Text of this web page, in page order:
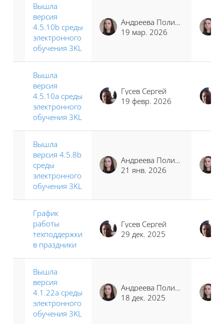
Вышла
версия
4.5.10b среды
электронного
обучения 3KL
Андреева Полина Иосифовна
19 мар. 2026
Вышла
версия
4.5.10a среды
электронного
обучения 3KL
Гусев Сергей
19 февр. 2026
Вышла
версия 4.5.8b
среды
электронного
обучения 3KL
Андреева Полина Иосифовна
21 янв. 2026
График
работы
техподдержки
в праздники
Гусев Сергей
29 дек. 2025
Вышла
версия
4.1.22a среды
электронного
обучения 3KL
Андреева Полина Иосифовна
18 дек. 2025